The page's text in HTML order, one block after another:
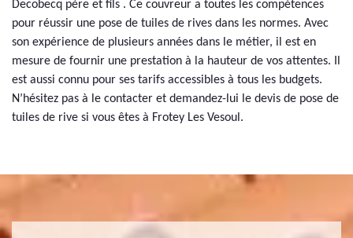
Decobecq père et fils . Ce couvreur a toutes les compétences
pour réussir une pose de tuiles de rives dans les normes. Avec
son expérience de plusieurs années dans le métier, il est en
mesure de fournir une prestation à la hauteur de vos attentes. Il
est aussi connu pour ses tarifs accessibles à tous les budgets.
N’hésitez pas à le contacter et demandez-lui le devis de pose de
tuiles de rive si vous êtes à Frotey Les Vesoul.